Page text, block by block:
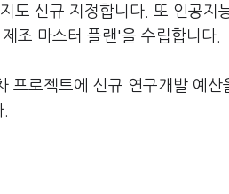
도 신규 지정합니다. 또 인공
조 마스터 플랜'을 수립합니다.
프로젝트에 신규 연구개발 예